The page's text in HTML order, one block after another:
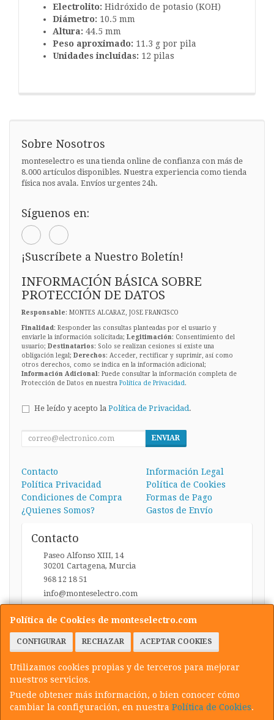
Electrolito: Hidróxido de potasio (KOH)
Diámetro: 10.5 mm
Altura: 44.5 mm
Peso aproximado: 11.3 g por pila
Unidades incluidas: 12 pilas
Política de Cookies de monteselectro.com
CONFIGURAR RECHAZAR ACEPTAR COOKIES
Utilizamos cookies propias y de terceros para mejorar
nuestros servicios.
Puede obtener más información, o bien conocer cómo
cambiar la configuración, en nuestra Política de Cookies.
Sobre Nosotros
monteselectro es una tienda online de confianza con más de
8.000 artículos disponibles. Nuestra experiencia como tienda
física nos avala. Envíos urgentes 24h.
Síguenos en:
¡Suscríbete a Nuestro Boletín!
INFORMACIÓN BÁSICA SOBRE
PROTECCIÓN DE DATOS
Responsable: MONTES ALCARAZ, JOSE FRANCISCO
Finalidad : Responder las consultas planteadas por el usuario y
enviarle la información solicitada; Legitimación: Consentimiento del
usuario; Destinatarios: Solo se realizan cesiones si existe una
obligación legal; Derechos: Acceder, rectificar y suprimir, así como
otros derechos, como se indica en la información adicional;
Información Adicional : Puede consultar la información completa de
Protección de Datos en nuestra Política de Privacidad .
He leído y acepto la Política de Privacidad.
ENVIAR
Contacto
Información Legal
Política Privacidad
Política de Cookies
Condiciones de Compra
Formas de Pago
¿Quienes Somos?
Gastos de Envío
Contacto
Paseo Alfonso XIII, 14
30201 Cartagena, Murcia
968 12 18 51
info@monteselectro.com
Horario
Lunes a Viernes: 09:45-14:00 y 17:00-20:30 / Sábados:
09:45-14:00
, , , , España. - C.I.F.: 22949558C - Tfno: